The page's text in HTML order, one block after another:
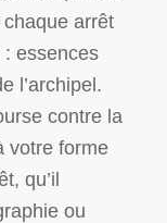
arrêt
: essences
l’archipel.
contre la
votre forme
qu’il
ou